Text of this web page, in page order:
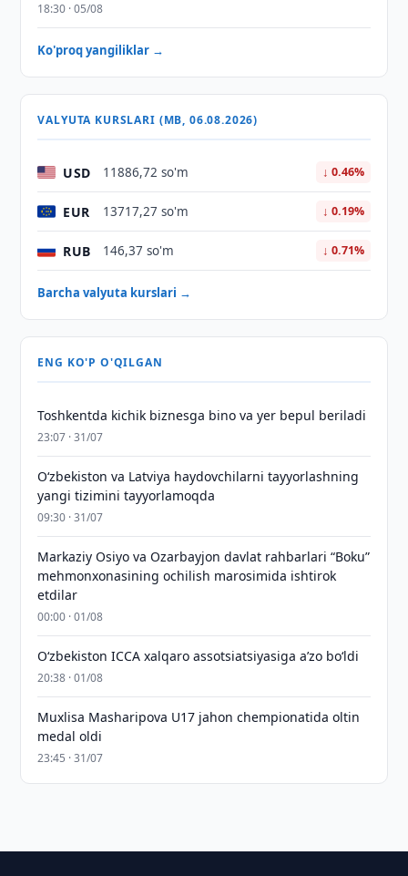
18:30 · 05/08
Ko'proq yangiliklar →
VALYUTA KURSLARI (MB, 06.08.2026)
USD 11886,72 so'm ↓ 0.46%
EUR 13717,27 so'm ↓ 0.19%
RUB 146,37 so'm ↓ 0.71%
Barcha valyuta kurslari →
ENG KO'P O'QILGAN
Toshkentda kichik biznesga bino va yer bepul beriladi
23:07 · 31/07
Oʻzbekiston va Latviya haydovchilarni tayyorlashning
yangi tizimini tayyorlamoqda
09:30 · 31/07
Markaziy Osiyo va Ozarbayjon davlat rahbarlari “Boku”
mehmonxonasining ochilish marosimida ishtirok
etdilar
00:00 · 01/08
O‘zbekiston ICCA xalqaro assotsiatsiyasiga aʼzo bo‘ldi
20:38 · 01/08
Muxlisa Masharipova U17 jahon chempionatida oltin
medal oldi
23:45 · 31/07